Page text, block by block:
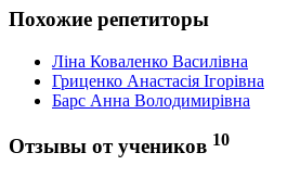
Похожие репетиторы
Ліна Коваленко Василівна
Гриценко Анастасія Ігорівна
Барс Анна Володимирівна
Отзывы от учеников 10